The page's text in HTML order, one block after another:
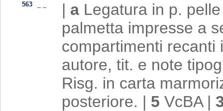
563 | a Legatura in p.
palmetta impresse a
compartimenti recanti
autore, tit. e note
Risg. in carta
posteriore. | 5 VcBA |